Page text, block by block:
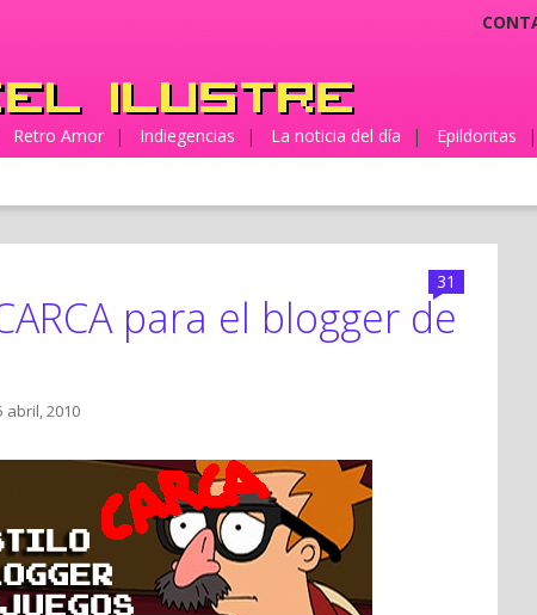
Retro Amor | Indiegencias | La noticia del día | Epildoritas |
31
para el blogger de
abril, 2010